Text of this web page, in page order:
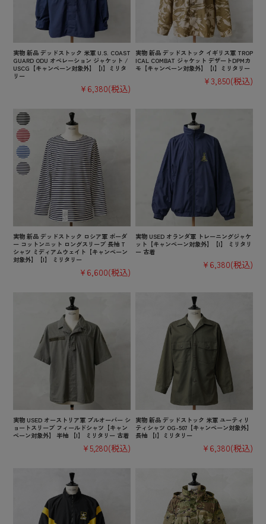
実物 新品 デッドストック 米軍 U.S. COAST
GUARD ODU オペレーション ジャケット /
USCG【キャンペーン対象外】【I】ミリタ
リー
¥6,380(税込)
実物 新品 デッドストック イギリス軍 TROP
ICAL COMBAT ジャケット デザートDPMカ
モ【キャンペーン対象外】【I】ミリタリー
¥3,850(税込)
実物 新品 デッドストック ロシア軍 ボーダ
ー コットンニット ロングスリーブ 長袖 T
シャツ ミディアムウェイト【キャンペーン
対象外】【I】 ミリタリー
¥6,600(税込)
実物 USED オランダ軍 トレーニングジャケ
ット【キャンペーン対象外】【I】 ミリタリ
ー 古着
¥6,380(税込)
実物 USED オーストリア軍 プルオーバー シ
ョートスリーブ フィールドシャツ【キャン
ペーン対象外】 半袖 【I】 ミリタリー 古着
¥5,280(税込)
実物 新品 デッドストック 米軍 ユーティリ
ティシャツ OG-507【キャンペーン対象外】
長袖 【I】ミリタリー
¥6,380(税込)